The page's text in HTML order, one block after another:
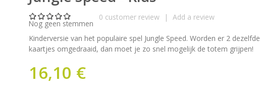
Nog geen stemmen
0 customer review | Add a review
Kinderversie van het populaire spel Jungle Speed. Worden er 2 dezelfde
kaartjes omgedraaid, dan moet je zo snel mogelijk de totem grijpen!
16,10 €